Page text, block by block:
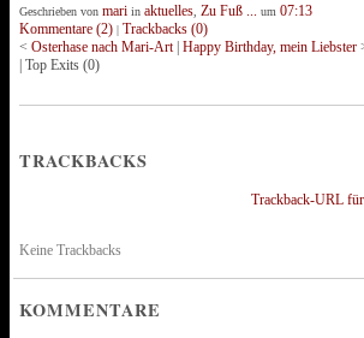
Geschrieben von mari in aktuelles Zu Fuß ... um 07:13
Kommentare (2) | Trackbacks (0)
< Osterhase nach Mari-Art | Happy Birthday, mein Liebster
| Top Exits (0)
TRACKBACKS
Trackback-URL
Keine Trackbacks
KOMMENTARE